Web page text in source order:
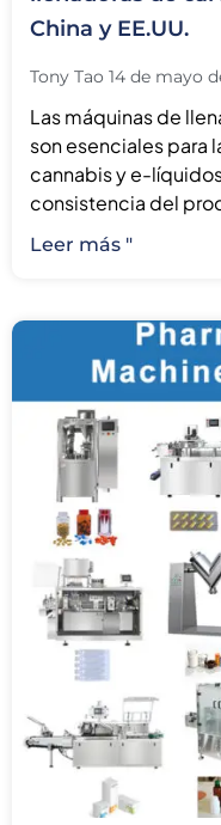
China y EE.UU.
Tony Tao 14 de mayo
Las máquinas de
son esenciales para
cannabis y e-
consistencia del
Leer más "